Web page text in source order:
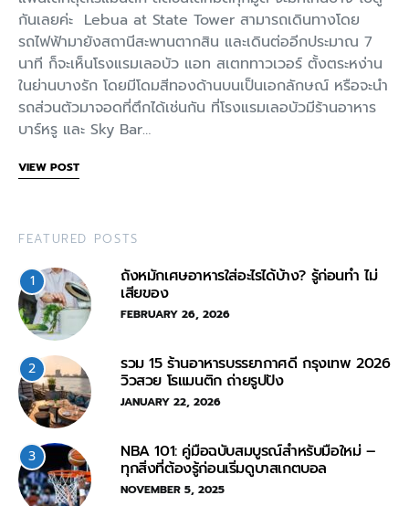
กันเลยค่ะ Lebua at State Tower สามารถเดินทางโดย
รถไฟฟ้ามายังสถานีสะพานตากสิน และเดินต่ออีกประมาณ 7
นาที ก็จะเห็นโรงแรมเลอบัว แอท สเตททาวเวอร์ ตั้งตระหง่าน
ในย่านบางรัก โดยมีโดมสีทองด้านบนเป็นเอกลักษณ์ หรือจะนำ
รถส่วนตัวมาจอดที่ตึกได้เช่นกัน ที่โรงแรมเลอบัวมีร้านอาหาร
บาร์หรู และ Sky Bar…
VIEW POST
FEATURED POSTS
1 ถังหมักเศษอาหารใส่อะไรได้บ้าง? รู้ก่อนทำ ไม่
เสียของ
FEBRUARY 26, 2026
2 รวม 15 ร้านอาหารบรรยากาศดี กรุงเทพ 2026
วิวสวย โรแมนติก ถ่ายรูปปัง
JANUARY 22, 2026
3 NBA 101: คู่มือฉบับสมบูรณ์สำหรับมือใหม่ –
ทุกสิ่งที่ต้องรู้ก่อนเริ่มดูบาสเกตบอล
NOVEMBER 5, 2025